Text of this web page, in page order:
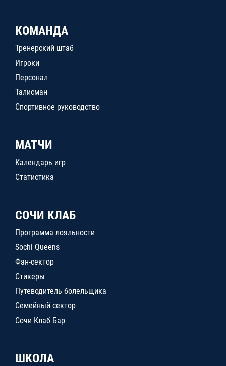
КОМАНДА
Тренерский штаб
Игроки
Персонал
Талисман
Спортивное руководство
МАТЧИ
Календарь игр
Статистика
СОЧИ КЛАБ
Программа лояльности
Sochi Queens
Фан-сектор
Стикеры
Путеводитель болельщика
Семейный сектор
Сочи Клаб Бар
ШКОЛА